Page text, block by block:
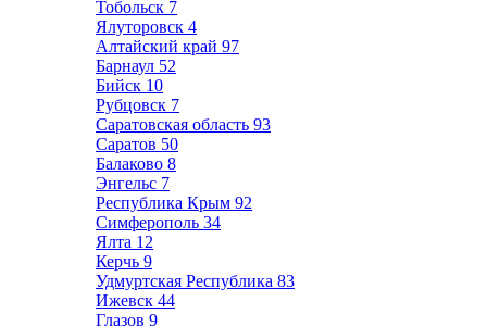
Тобольск 7
Ялуторовск 4
Алтайский край 97
Барнаул 52
Бийск 10
Рубцовск 7
Саратовская область 93
Саратов 50
Балаково 8
Энгельс 7
Республика Крым 92
Симферополь 34
Ялта 12
Керчь 9
Удмуртская Республика 83
Ижевск 44
Глазов 9